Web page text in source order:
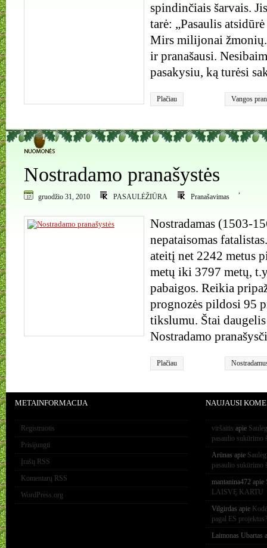
spindinčiais šarvais.
tarė: „Pasaulis
Mirs milijonai
ir pranašausi.
pasakysiu, ką turėsi
Plačiau Vangos
1
Nostradamo pranašystės
gruodžio 31, 2010 PASAULĖŽIŪRA
,
Pranašavimas
Nostradamas (1503-
nepataisomas
ateitį net 2242 metus
metų iki 3797 metų,
pabaigos. Reikia
prognozės pildosi 95
tikslumu. Štai
Nostradamo
Plačiau
METAINFORMACIJA
Registruotis
Prisijungti
Įrašų RSS
Komentarų RSS
WordPress.org
NAUJAUSI
viršaitis apie
pasaulio sukūrimo
Arūnas apie
pasaulio sukūrimo
mantanina472 apie
LAISVĘ KARTU
Vilgirdas apie
pagal ES projektus?
Laimonas Ubartas